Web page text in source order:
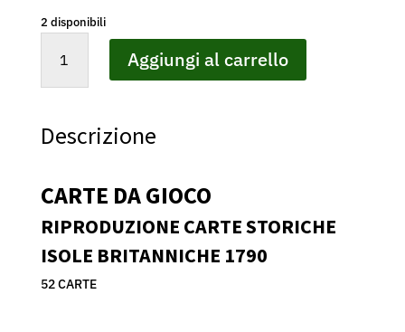
2 disponibili
ISOLE
BRITANNICHE
quantità
Aggiungi al carrello
Descrizione
CARTE DA GIOCO
RIPRODUZIONE CARTE STORICHE
ISOLE BRITANNICHE 1790
52 CARTE